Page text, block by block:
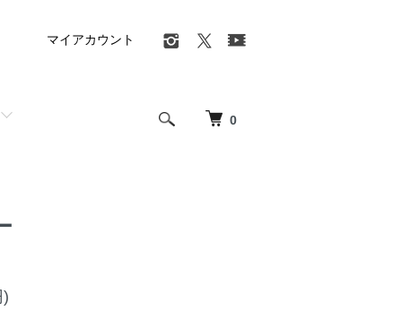
0
マイアカウント